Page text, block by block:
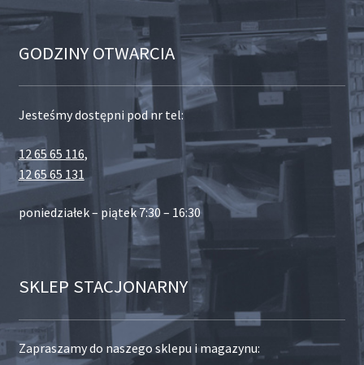
GODZINY OTWARCIA
Jesteśmy dostępni pod nr tel:
12 65 65 116,
12 65 65 131
poniedziałek – piątek 7:30 – 16:30
SKLEP STACJONARNY
Zapraszamy do naszego sklepu i magazynu: